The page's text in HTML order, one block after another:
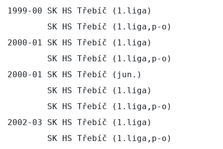
1999-00 SK HS Třebíč (1.liga)
SK HS Třebíč (1.liga,p-o)
2000-01 SK HS Třebíč (1.liga)
SK HS Třebíč (1.liga,p-o)
2000-01 SK HS Třebíč (jun.)
SK HS Třebíč (1.liga)
SK HS Třebíč (1.liga,p-o)
2002-03 SK HS Třebíč (1.liga)
SK HS Třebíč (1.liga,p-o)